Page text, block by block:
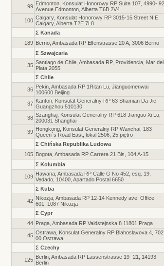
99 Edmonton, Konsulat Honorowy RP Suite 107, 4990- 92
Avenue Edmonton, Alberta T6B 2V4
100 Calgary, Konsulat Honorowy RP 3015-15 Street N.E.
Calgary, Alberta T2E 7L8
Σ Kanada
189 Berno, Ambasada RP Elfenstrasse 20 A, 3006 Berno
Σ Szwajcaria
35 Santiago de Chile, Ambasada RP, Providencia, Mar del
Plata 2055
Σ Chile
36 Pekin, Ambasada RP 1Ritan Lu, Jianguomenwai
100600 Beijing
37 Kanton, Konsulat Generalny RP 63 Shamian Da Jie
Guangzhou 510130
38 Szanghaj, Konsulat Generalny RP 618 Jianguo Xi Lu,
200031 Shanghai
39 Hongkong, Konsulat Generalny RP Wanchai, 183
Queen`s Road East, lokal 2506, 25 piętro
Σ Chińska Republika Ludowa
105 Bogota, Ambasada RP Carrera 21 Bis, 104 A-15
Σ Kolumbia
109 Hawana, Ambasada RP Calle G No 452, esq. 19,
Vedado, 10400, Apartado Postal 6650
Σ Kuba
42 Nikozja, Ambasada RP 12-14 Kennedy ave, Office
601, 1087 Nikozja
Σ Cypr
44 Praga, Ambasada RP Valdstejnska 8 11801 Praga
45 Ostrawa, Konsulat Generalny RP Blahoslavova 4, 702
00 Ostrawa
Σ Czechy
125 Berlin, Ambasada RP Lassenstrasse 19 -21, 14193
Berlin